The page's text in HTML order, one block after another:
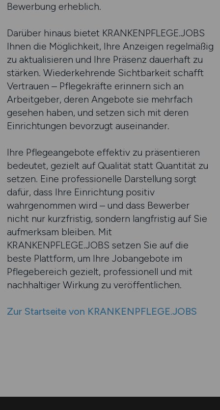
Bewerbung erheblich.
Darüber hinaus bietet KRANKENPFLEGE.JOBS
Ihnen die Möglichkeit, Ihre Anzeigen regelmäßig
zu aktualisieren und Ihre Präsenz dauerhaft zu
stärken. Wiederkehrende Sichtbarkeit schafft
Vertrauen – Pflegekräfte erinnern sich an
Arbeitgeber, deren Angebote sie mehrfach
gesehen haben, und setzen sich mit deren
Einrichtungen bevorzugt auseinander.
Ihre Pflegeangebote effektiv zu präsentieren
bedeutet, gezielt auf Qualität statt Quantität zu
setzen. Eine professionelle Darstellung sorgt
dafür, dass Ihre Einrichtung positiv
wahrgenommen wird – und dass Bewerber
nicht nur kurzfristig, sondern langfristig auf Sie
aufmerksam bleiben. Mit
KRANKENPFLEGE.JOBS setzen Sie auf die
beste Plattform, um Ihre Jobangebote im
Pflegebereich gezielt, professionell und mit
nachhaltiger Wirkung zu veröffentlichen.
Zur Startseite von KRANKENPFLEGE.JOBS